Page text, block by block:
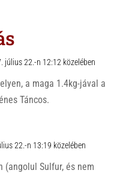
július 22.-n 12:12 közelében
a maga 1.4kg-jával a
Táncos.
22.-n 13:19 közelében
(angolul Sulfur, és nem